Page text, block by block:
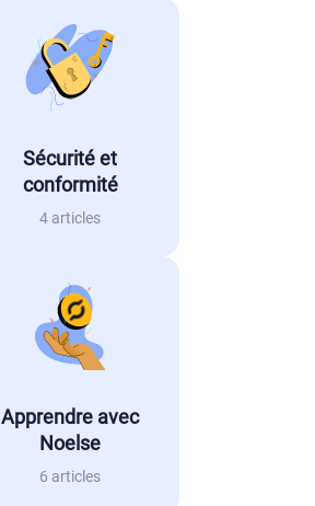
Sécurité et
conformité
4 articles
Apprendre avec
Noelse
6 articles